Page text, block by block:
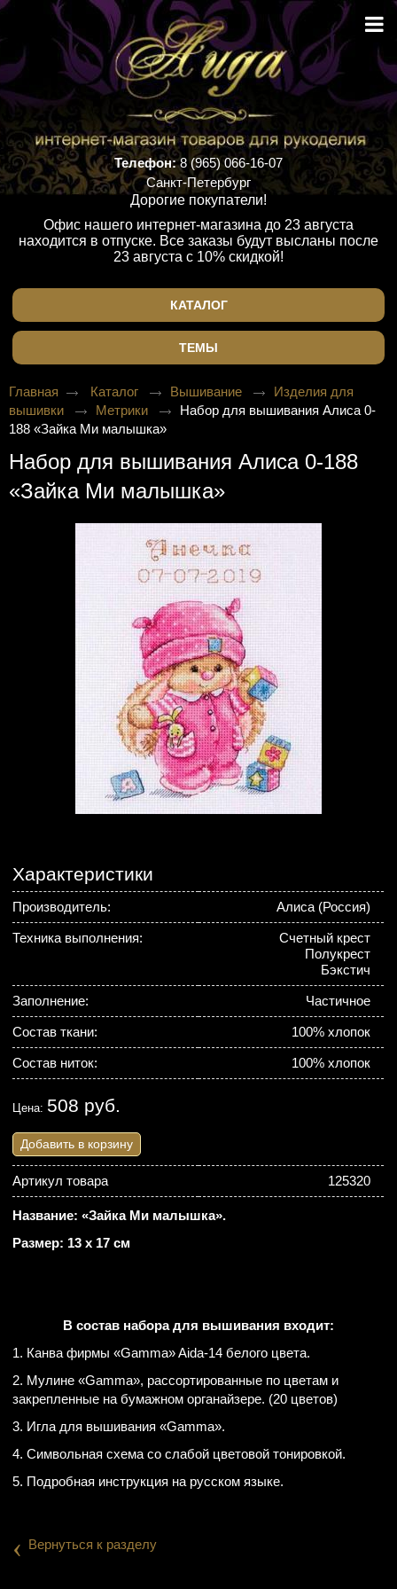
Телефон:8 (965) 066-16-07
Санкт-Петербург
Дорогие покупатели!
Офис нашего интернет-магазина до 23 августа
находится в отпуске. Все заказы будут высланы после
23 августа с 10% скидкой!
КАТАЛОГ
ТЕМЫ
Главная Каталог Вышивание
Изделия для
вышивки
Метрики
Набор для вышивания Алиса 0-
188 «Зайка Ми малышка»
Набор для вышивания Алиса 0-188
«Зайка Ми малышка»
Характеристики
Производитель: Алиса (Россия)
Техника выполнения:
Счетный крест
Полукрест
Бэкстич
Заполнение: Частичное
Состав ткани: 100% хлопок
Состав ниток: 100% хлопок
Цена: 508 руб.
Добавить в корзину
Артикул товара 125320
Название: «Зайка Ми малышка».
Размер: 13 х 17 см
В состав набора для вышивания входит:
1. Канва фирмы «Gamma» Aida-14 белого цвета.
2. Мулине «Gamma», рассортированные по цветам и
закрепленные на бумажном органайзере. (20 цветов)
3. Игла для вышивания «Gamma».
4. Символьная схема со слабой цветовой тонировкой.
5. Подробная инструкция на русском языке.
‹ Вернуться к разделу